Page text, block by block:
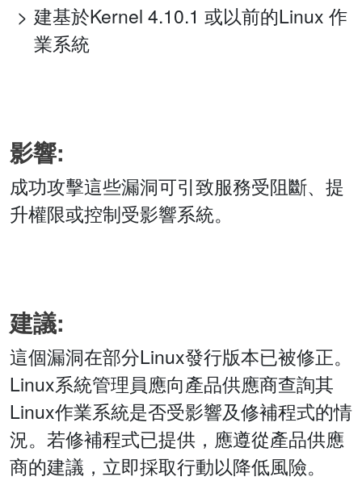
建基於Kernel 4.10.1 或以前的Linux 作
業系統
影響:
成功攻擊這些漏洞可引致服務受阻斷、提
升權限或控制受影響系統。
建議:
這個漏洞在部分Linux發行版本已被修正。
Linux系統管理員應向產品供應商查詢其
Linux作業系統是否受影響及修補程式的情
況。若修補程式已提供，應遵從產品供應
商的建議，立即採取行動以降低風險。